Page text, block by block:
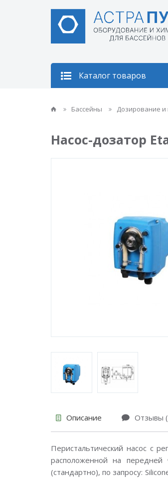
Каталог товаров
Бассейны Дозирование и
Насос-дозатор
Описание Отзывы
Перистальтический насос с
расположенной на передней
(стандартно), по запросу: